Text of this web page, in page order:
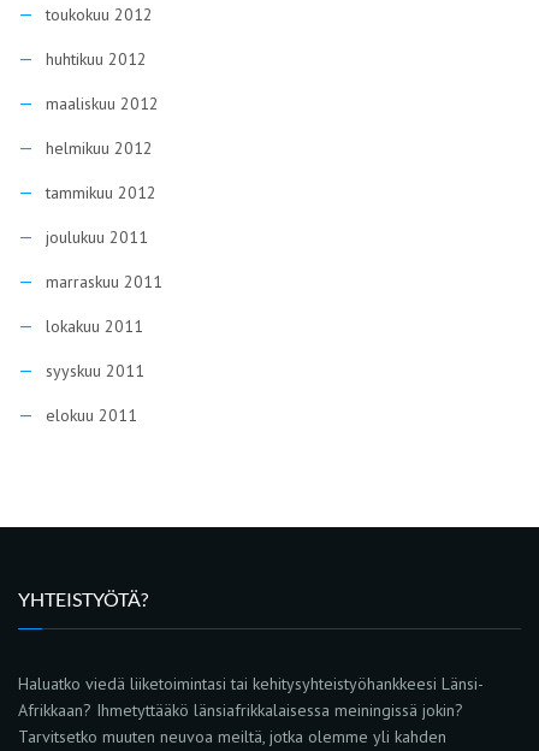
toukokuu 2012
huhtikuu 2012
maaliskuu 2012
helmikuu 2012
tammikuu 2012
joulukuu 2011
marraskuu 2011
lokakuu 2011
syyskuu 2011
elokuu 2011
YHTEISTYÖTÄ?
Haluatko viedä liiketoimintasi tai kehitysyhteistyöhankkeesi Länsi-
Afrikkaan? Ihmetyttääkö länsiafrikkalaisessa meiningissä jokin?
Tarvitsetko muuten neuvoa meiltä, jotka olemme yli kahden